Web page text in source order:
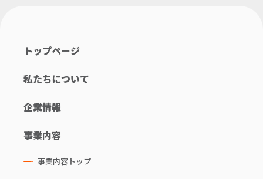
トップページ
私たちについて
企業情報
事業内容
事業内容トップ